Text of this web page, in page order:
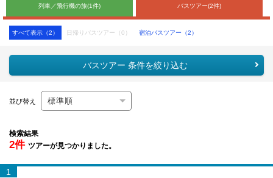
列車／飛行機の旅(1件) バスツアー(2件)
すべて表示（2） 日帰りバスツアー（0） 宿泊バスツアー（2）
バスツアー 条件を絞り込む
並び替え
検索結果
2件 ツアーが見つかりました。
1